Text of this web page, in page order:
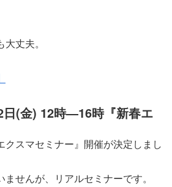
丈夫。
日(金) 12時―16時『新春エ
クスマセミナー』開催が決定しまし
せんが、リアルセミナーです。